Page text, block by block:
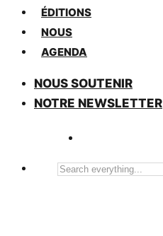
ÉDITIONS
NOUS
AGENDA
NOUS SOUTENIR
NOTRE NEWSLETTER
Search